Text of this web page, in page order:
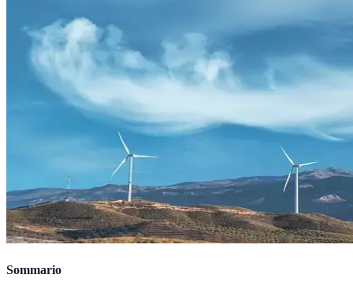
Sommario